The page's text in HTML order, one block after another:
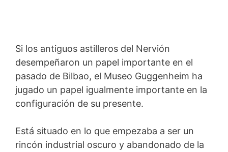
Si los antiguos astilleros del Nervión
desempeñaron un papel importante en el
pasado de Bilbao, el Museo Guggenheim ha
jugado un papel igualmente importante en la
configuración de su presente.
Está situado en lo que empezaba a ser un
rincón industrial oscuro y abandonado de la